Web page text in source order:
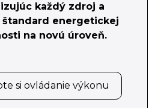
každý zdroj a
štandard energetickej
na novú úroveň.
si ovládanie výkonu